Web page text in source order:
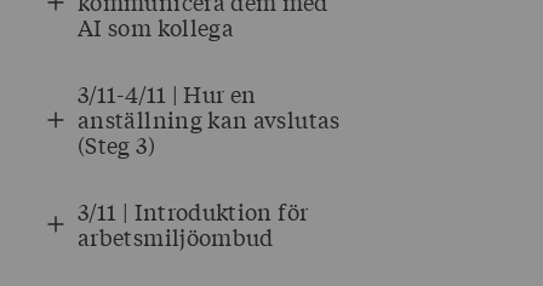
AI som kollega
3/11-4/11 | Hur en
anställning kan avslutas
(Steg 3)
3/11 | Introduktion för
arbetsmiljöombud